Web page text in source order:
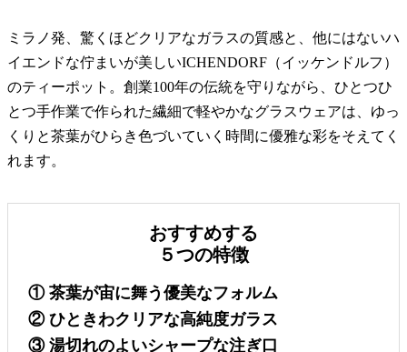
ミラノ発、驚くほどクリアなガラスの質感と、他にはないハ
イエンドな佇まいが美しいICHENDORF（イッケンドルフ）
のティーポット。創業100年の伝統を守りながら、ひとつひ
とつ手作業で作られた繊細で軽やかなグラスウェアは、ゆっ
くりと茶葉がひらき色づいていく時間に優雅な彩をそえてく
れます。
おすすめする
５つの特徴
① 茶葉が宙に舞う優美なフォルム
② ひときわクリアな高純度ガラス
③ 湯切れのよいシャープな注ぎ口